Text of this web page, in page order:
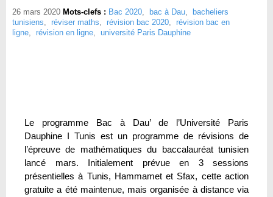
26 mars 2020 Mots-clefs : Bac 2020, bac à Dau,
bacheliers
tunisiens, réviser maths, révision bac 2020, révision bac en
ligne, révision en ligne, université Paris Dauphine
Le programme Bac à Dau’ de l’Université Paris
Dauphine I Tunis est un programme de révisions de
l’épreuve de mathématiques du baccalauréat tunisien
lancé mars. Initialement prévue en 3 sessions
présentielles à Tunis, Hammamet et Sfax, cette action
gratuite a été maintenue, mais organisée à distance via